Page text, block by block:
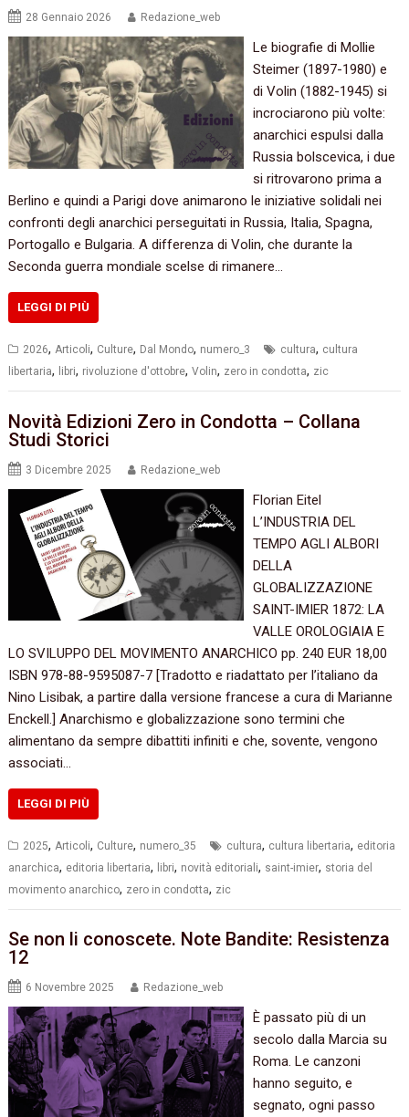
28 Gennaio 2026 Redazione_web
Le biografie di Mollie
Steimer (1897-1980) e
di Volin (1882-1945) si
incrociarono più volte:
anarchici espulsi dalla
Russia bolscevica, i due
si ritrovarono prima a
Berlino e quindi a Parigi dove animarono le iniziative solidali nei
confronti degli anarchici perseguitati in Russia, Italia, Spagna,
Portogallo e Bulgaria. A differenza di Volin, che durante la
Seconda guerra mondiale scelse di rimanere…
LEGGI DI PIÙ
2026,Articoli, Culture, Dal Mondo, numero_3 cultura, cultura
libertaria, libri, rivoluzione d'ottobre,Volin, zero in condotta, zic
Novità Edizioni Zero in Condotta – Collana
Studi Storici
3 Dicembre 2025 Redazione_web
Florian Eitel
L’INDUSTRIA DEL
TEMPO AGLI ALBORI
DELLA
GLOBALIZZAZIONE
SAINT-IMIER 1872: LA
VALLE OROLOGIAIA E
LO SVILUPPO DEL MOVIMENTO ANARCHICO pp. 240 EUR 18,00
ISBN 978-88-9595087-7 [Tradotto e riadattato per l’italiano da
Nino Lisibak, a partire dalla versione francese a cura di Marianne
Enckell.] Anarchismo e globalizzazione sono termini che
alimentano da sempre dibattiti infiniti e che, sovente, vengono
associati…
LEGGI DI PIÙ
2025, Articoli, Culture, numero_35 cultura, cultura libertaria, editoria
anarchica, editoria libertaria, libri, novità editoriali, saint-imier, storia del
movimento anarchico, zero in condotta, zic
Se non li conoscete. Note Bandite: Resistenza
12
6 Novembre 2025 Redazione_web
È passato più di un
secolo dalla Marcia su
Roma. Le canzoni
hanno seguito, e
segnato, ogni passo